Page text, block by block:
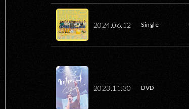
2024.06.12 Single
2023.11.30 DVD